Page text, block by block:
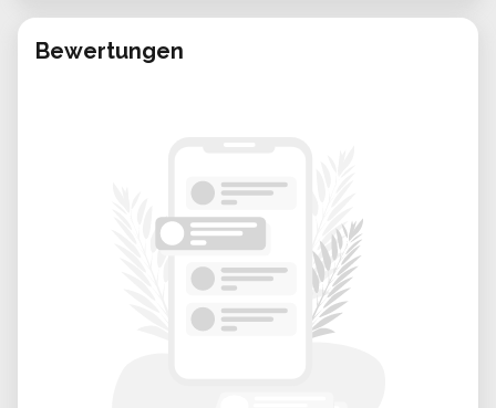
con 10 Años de experiencia en
la industria metalmecánica, diseñando
procesos de ingeniería inversa. Gerente y
líder de equipos multidisciplinarios
enfocados en el diseño y desarrollo de
productos. Pionera en el desarrollo de
procesos y gestión de Know how. Tiene Más
de 12 años de experiencia en el manejo de
Bewertungen